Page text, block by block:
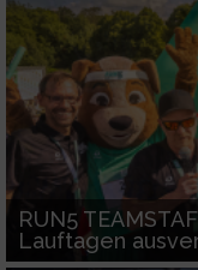
RUN5
Lauftagen
Nicht-IAB-
Notwendig
Performance
Funktional